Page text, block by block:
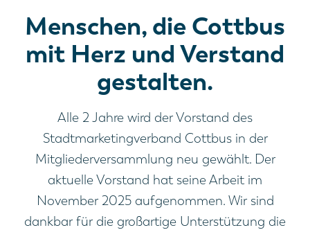
Menschen, die Cottbus
mit Herz und Verstand
gestalten.
Alle 2 Jahre wird der Vorstand des
Stadtmarketingverband Cottbus in der
Mitgliederversammlung neu gewählt. Der
aktuelle Vorstand hat seine Arbeit im
November 2025 aufgenommen. Wir sind
dankbar für die großartige Unterstützung die